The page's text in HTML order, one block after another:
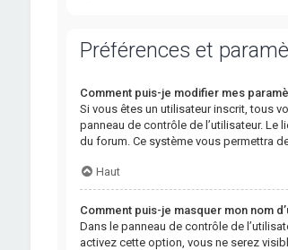
Préférences et
Comment puis-je modifier mes
Si vous êtes un utilisateur inscrit, tous
panneau de contrôle de l’utilisateur. Le
du forum. Ce système vous permettra
Haut
Comment puis-je masquer mon nom
Dans le panneau de contrôle de
activez cette option, vous ne serez